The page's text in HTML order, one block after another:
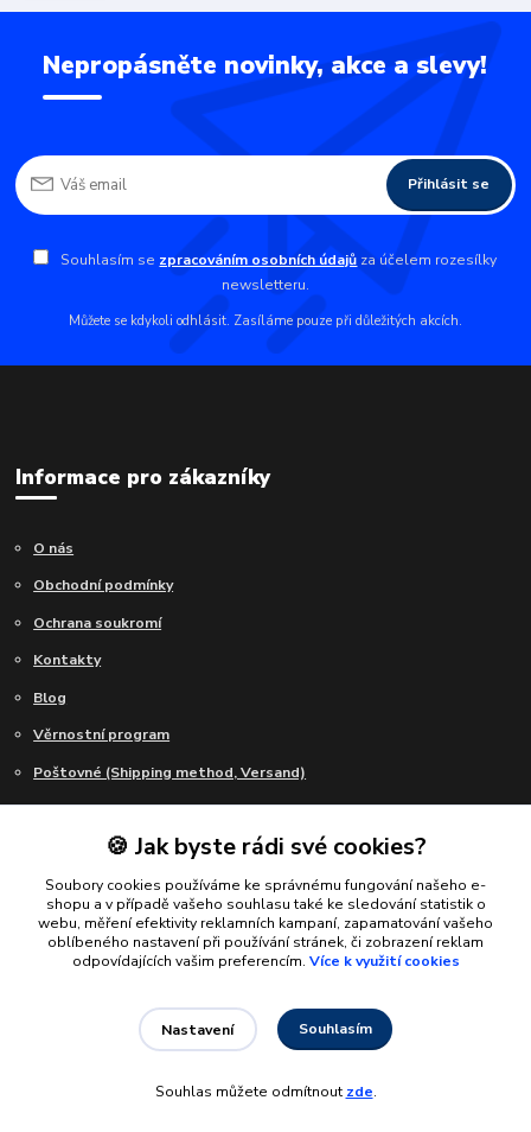
Nepropásněte novinky, akce a slevy!
Přihlásit se
Souhlasím se zpracováním osobních údajů za účelem rozesílky
newsletteru.
Můžete se kdykoli odhlásit. Zasíláme pouze při důležitých akcích.
Informace pro zákazníky
O nás
Obchodní podmínky
Ochrana soukromí
Kontakty
Blog
Věrnostní program
Poštovné (Shipping method, Versand)
Kde nás najdete
D-CARDS s.r.o.
U Topolů 344
🍪 Jak byste rádi své cookies?
Soubory cookies používáme ke správnému fungování našeho e-
shopu a v případě vašeho souhlasu také ke sledování statistik o
webu, měření efektivity reklamních kampaní, zapamatování vašeho
oblíbeného nastavení při používání stránek, či zobrazení reklam
odpovídajících vašim preferencím. Více k využití cookies
Nastavení Souhlasím
Souhlas můžete odmítnout zde.